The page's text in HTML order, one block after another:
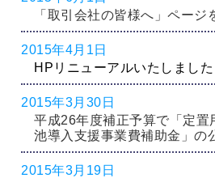
「取引会社の皆様へ」ページ
2015年4月1日
HPリニューアルいたしました
2015年3月30日
平成26年度補正予算で「定置
池導入支援事業費補助金」の
2015年3月19日